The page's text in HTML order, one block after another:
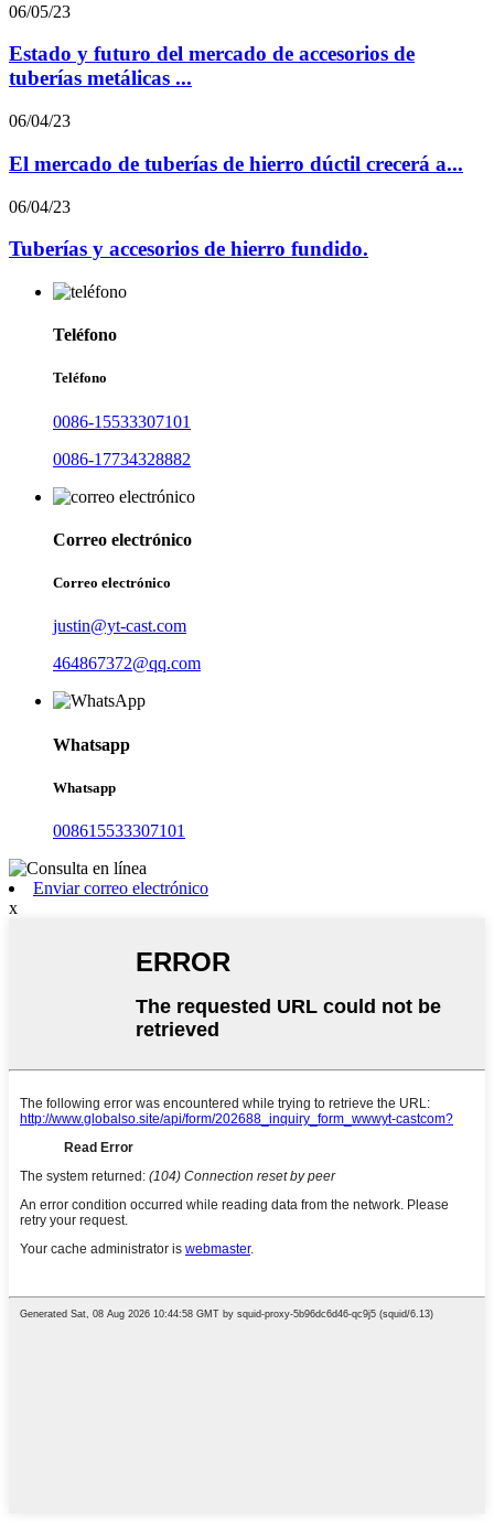
06/05/23
Estado y futuro del mercado de accesorios de
tuberías metálicas ...
06/04/23
El mercado de tuberías de hierro dúctil crecerá a...
06/04/23
Tuberías y accesorios de hierro fundido.
Teléfono
Teléfono
0086-15533307101
0086-17734328882
Correo electrónico
Correo electrónico
justin@yt-cast.com
464867372@qq.com
Whatsapp
Whatsapp
008615533307101
Enviar correo electrónico
x